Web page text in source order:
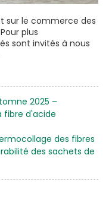
sur le commerce des
plus
sont invités à nous
2025 –
fibre d'acide
des fibres
des sachets de